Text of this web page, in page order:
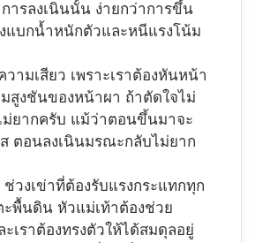
ารลงเนินนั้น ง่ายกว่าการขึ้น
แบกน้ำหนักตัวและหนีแรงโน้ม
ามเสียว เพราะเราต้องหันหน้า
สูงชันของหน้าผา ถ้าตัดใจไม่
ม่ยากครับ แม้ว่าตอนขึ้นมาจะ
ตอนลงเนินมรณะกลับไม่ยาก
วงเข่าที่ต้องรับแรงกระแทกทุก
ะพื้นดิน หัวแม่เท้าต้องช่วย
ะเราต้องทรงตัวให้ได้สมดุลอยู่